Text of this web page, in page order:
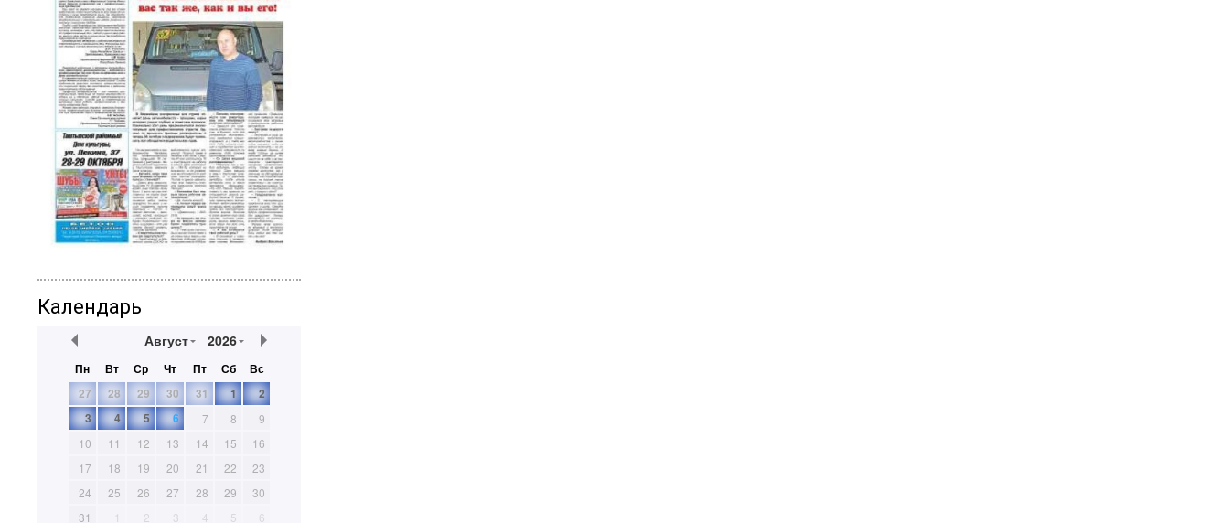
Календарь
Август 2026
Пн Вт Ср Чт Пт Сб
Вс
27
28 29 30 31 1
2
3
4 5 6 7 8
9
10
11 12 13 14 15
16
17
18 19 20 21 22
23
24
25 26 27 28 29
30
31
1 2 3 4 5 6